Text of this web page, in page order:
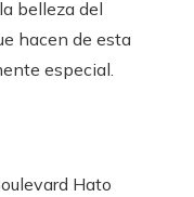
belleza del
hacen de esta
especial.
Hato